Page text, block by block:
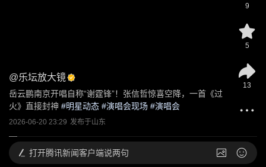
@乐坛放大镜
岳云鹏南京开唱自称“谢霆锋”！张信哲惊喜空降，一首《过
火》直接封神 #明星动态 #演唱会现场 #演唱会
2026-06-20 23:29 发布于山东
9
5
13
打开腾讯新闻客户端说两句